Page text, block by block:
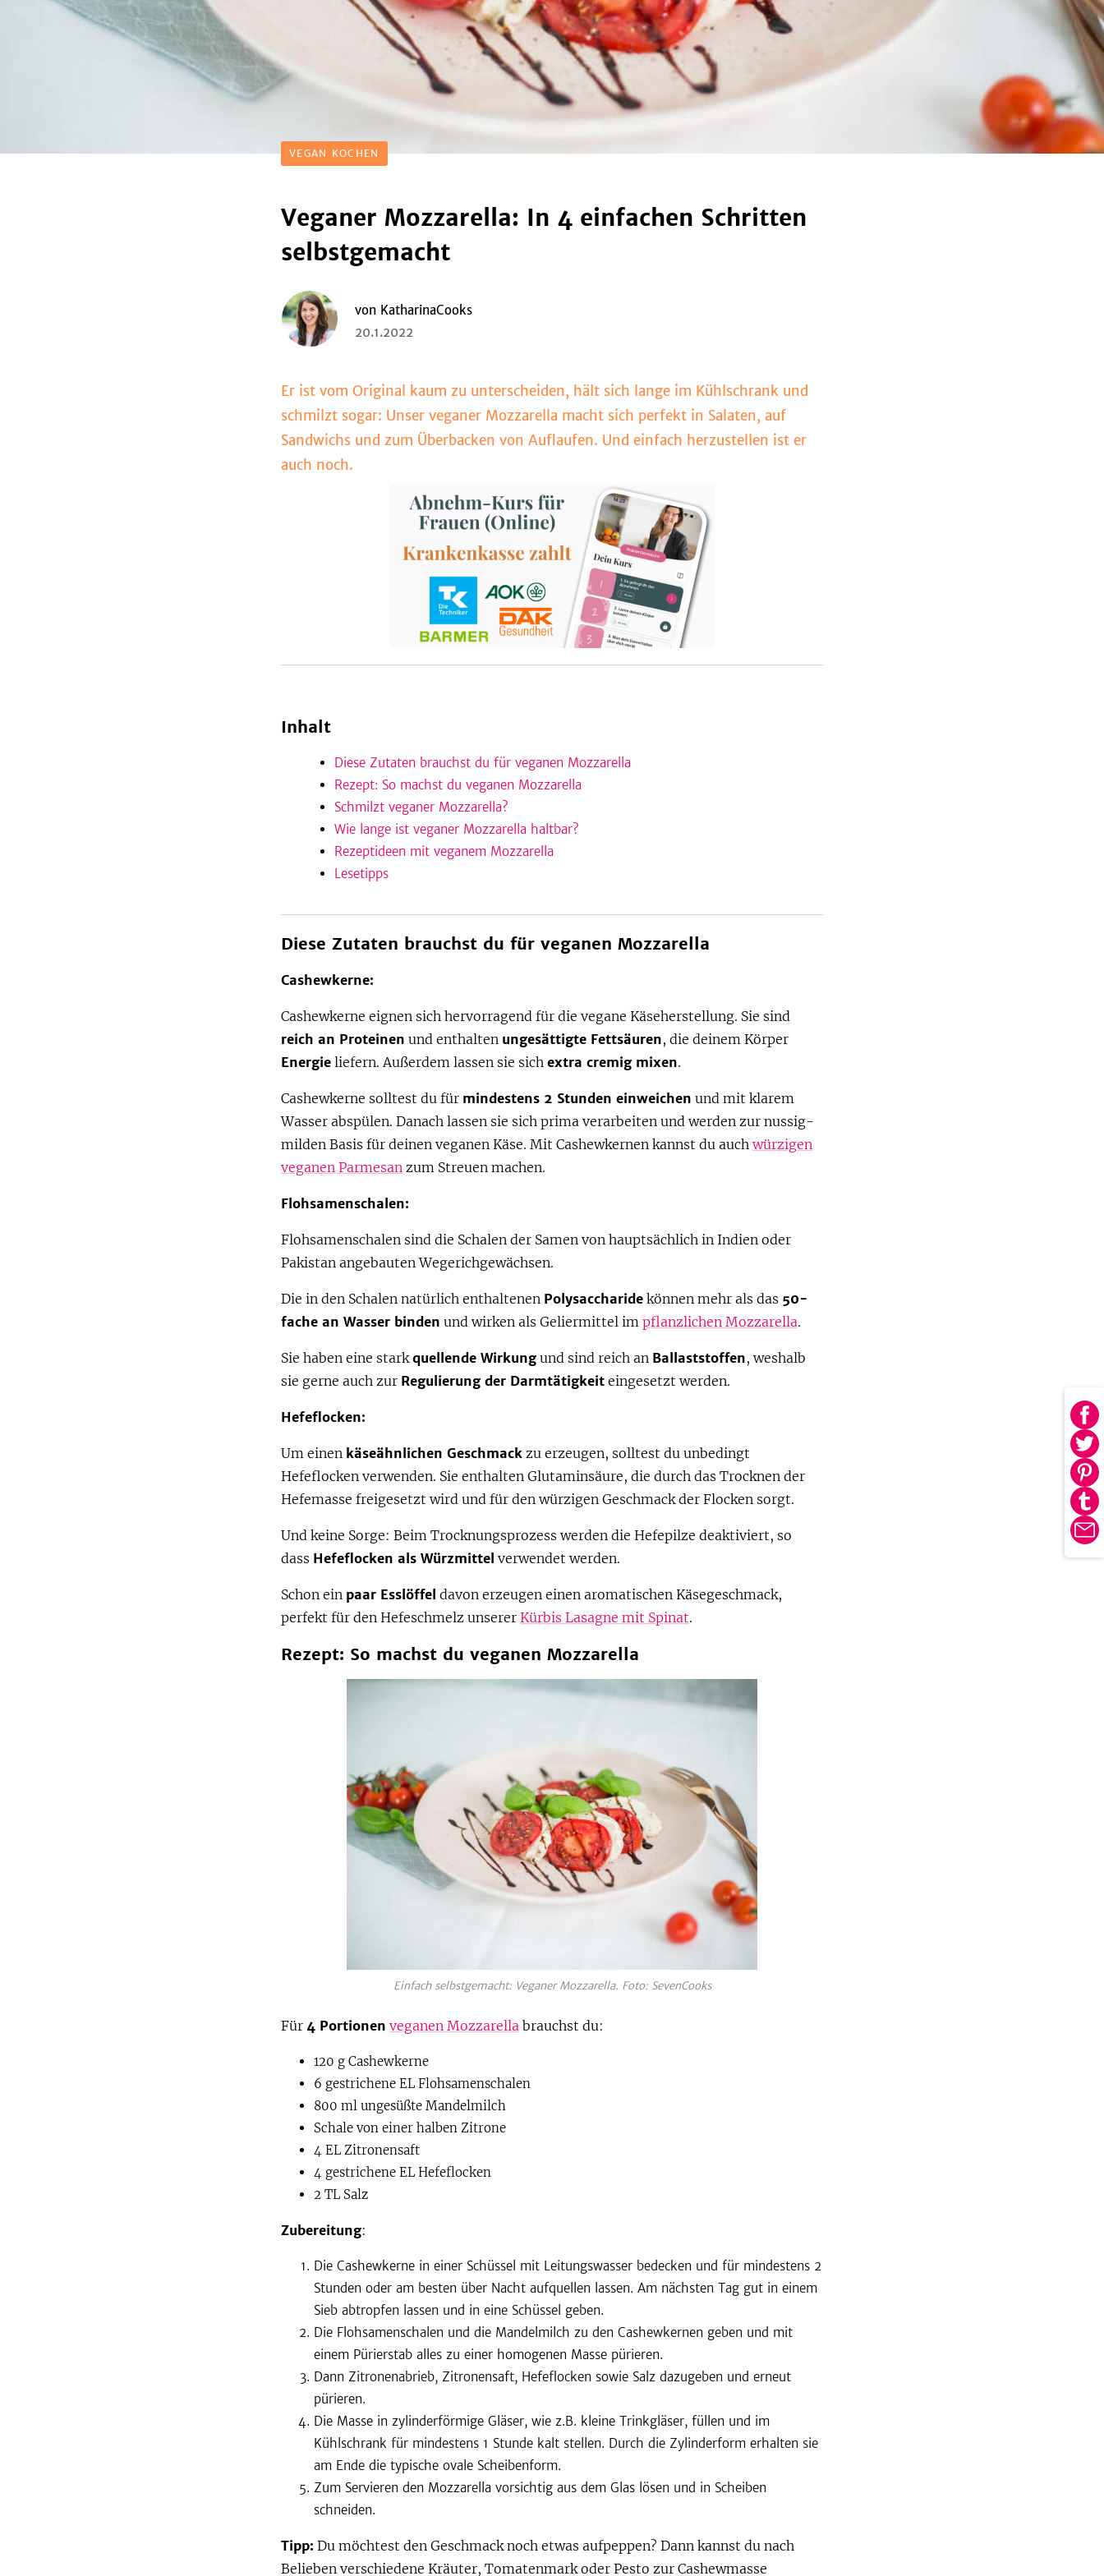
VEGAN KOCHEN
Veganer Mozzarella: In 4 einfachen Schritten
selbstgemacht
von KatharinaCooks
20.1.2022
Er ist vom Original kaum zu unterscheiden, hält sich lange im Kühlschrank und
schmilzt sogar: Unser veganer Mozzarella macht sich perfekt in Salaten, auf
Sandwichs und zum Überbacken von Auflaufen. Und einfach herzustellen ist er
auch noch.
Inhalt
Diese Zutaten brauchst du für veganen Mozzarella
Rezept: So machst du veganen Mozzarella
Schmilzt veganer Mozzarella?
Wie lange ist veganer Mozzarella haltbar?
Rezeptideen mit veganem Mozzarella
Lesetipps
Diese Zutaten brauchst du für veganen Mozzarella
Cashewkerne:
Cashewkerne eignen sich hervorragend für die vegane Käseherstellung. Sie sind
reich an Proteinen und enthalten ungesättigte Fettsäuren, die deinem Körper
Energie liefern. Außerdem lassen sie sich extra cremig mixen.
Cashewkerne solltest du für mindestens 2 Stunden einweichen und mit klarem
Wasser abspülen. Danach lassen sie sich prima verarbeiten und werden zur nussig-
milden Basis für deinen veganen Käse. Mit Cashewkernen kannst du auch würzigen
veganen Parmesan zum Streuen machen.
Flohsamenschalen:
Flohsamenschalen sind die Schalen der Samen von hauptsächlich in Indien oder
Pakistan angebauten Wegerichgewächsen.
Die in den Schalen natürlich enthaltenen Polysaccharide können mehr als das 50-
fache an Wasser binden und wirken als Geliermittel im pflanzlichen Mozzarella.
Sie haben eine starkquellende Wirkung und sind reich an Ballaststoffen, weshalb
sie gerne auch zur Regulierung der Darmtätigkeit eingesetzt werden.
Hefeflocken:
Um einen käseähnlichen Geschmack zu erzeugen, solltest du unbedingt
Hefeflocken verwenden. Sie enthalten Glutaminsäure, die durch das Trocknen der
Hefemasse freigesetzt wird und für den würzigen Geschmack der Flocken sorgt.
Und keine Sorge: Beim Trocknungsprozess werden die Hefepilze deaktiviert, so
dass Hefeflocken als Würzmittel verwendet werden.
Schon ein paar Esslöffel davon erzeugen einen aromatischen Käsegeschmack,
perfekt für den Hefeschmelz unserer Kürbis Lasagne mit Spinat.
Rezept: So machst du veganen Mozzarella
Einfach selbstgemacht: Veganer Mozzarella. Foto: SevenCooks
Für 4 Portionen veganen Mozzarella brauchst du:
120 g Cashewkerne
6 gestrichene EL Flohsamenschalen
800 ml ungesüßte Mandelmilch
Schale von einer halben Zitrone
4 EL Zitronensaft
4 gestrichene EL Hefeflocken
2 TL Salz
Zubereitung:
Die Cashewkerne in einer Schüssel mit Leitungswasser bedecken und für mindestens 2
Stunden oder am besten über Nacht aufquellen lassen. Am nächsten Tag gut in einem
Sieb abtropfen lassen und in eine Schüssel geben.
Die Flohsamenschalen und die Mandelmilch zu den Cashewkernen geben und mit
einem Pürierstab alles zu einer homogenen Masse pürieren.
Dann Zitronenabrieb, Zitronensaft, Hefeflocken sowie Salz dazugeben und erneut
pürieren.
Die Masse in zylinderförmige Gläser, wie z.B. kleine Trinkgläser, füllen und im
Kühlschrank für mindestens 1 Stunde kalt stellen. Durch die Zylinderform erhalten sie
am Ende die typische ovale Scheibenform.
Zum Servieren den Mozzarella vorsichtig aus dem Glas lösen und in Scheiben
schneiden.
Tipp: Du möchtest den Geschmack noch etwas aufpeppen? Dann kannst du nach
Belieben verschiedene Kräuter, Tomatenmark oder Pesto zur Cashewmasse
E-